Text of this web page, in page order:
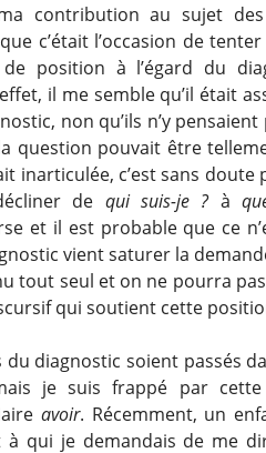
contribution au sujet des
c’était l’occasion de tenter
de position à l’égard du
il me semble qu’il était
non qu’ils n’y
question pouvait être
inarticulée, c’est sans doute
de qui suis-je ?à
et il est probable que ce
vient saturer la
tout seul et on ne pourra pas
qui soutient cette
diagnostic soient passés
je suis frappé par
avoir. Récemment, un
qui je demandais de me